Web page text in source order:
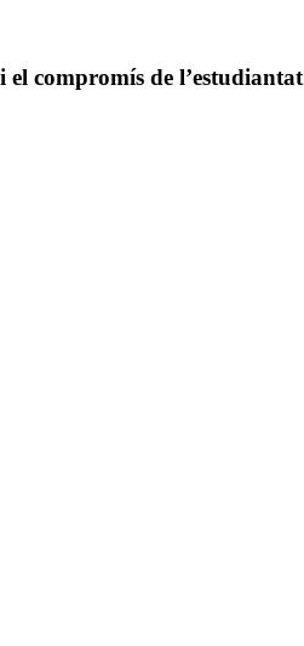
el compromís de l’estudiantat